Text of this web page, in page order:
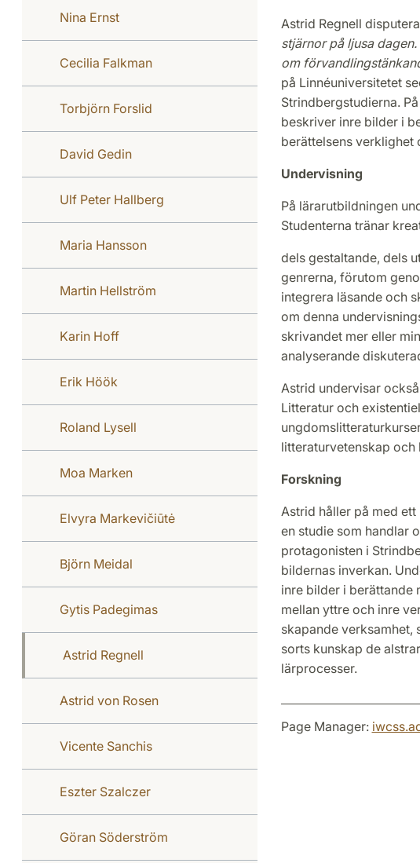
Nina Ernst
Cecilia Falkman
Torbjörn Forslid
David Gedin
Ulf Peter Hallberg
Maria Hansson
Martin Hellström
Karin Hoff
Erik Höök
Roland Lysell
Moa Marken
Elvyra Markevičiūtė
Björn Meidal
Gytis Padegimas
Astrid Regnell
Astrid von Rosen
Vicente Sanchis
Eszter Szalczer
Göran Söderström
Astrid Regnell
stjärnor på ljusa
om
på Linnéuniversitetet
Strindbergstudierna.
beskriver inre bilder i
berättelsens verklighet
Undervisning
På lärarutbildningen
Studenterna tränar
dels gestaltande, dels
genrerna, förutom
integrera läsande och
om denna
skrivandet mer eller
analyserande
Astrid undervisar
Litteratur och
litteraturvetenskap
Forskning
Astrid håller på med
en studie som handlar
protagonisten i
bildernas inverkan.
inre bilder i berättande
mellan yttre och inre
skapande verksamhet,
sorts kunskap de
lärprocesser.
Page Manager: